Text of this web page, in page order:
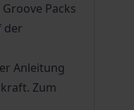
Packs
der
Anleitung
Zum